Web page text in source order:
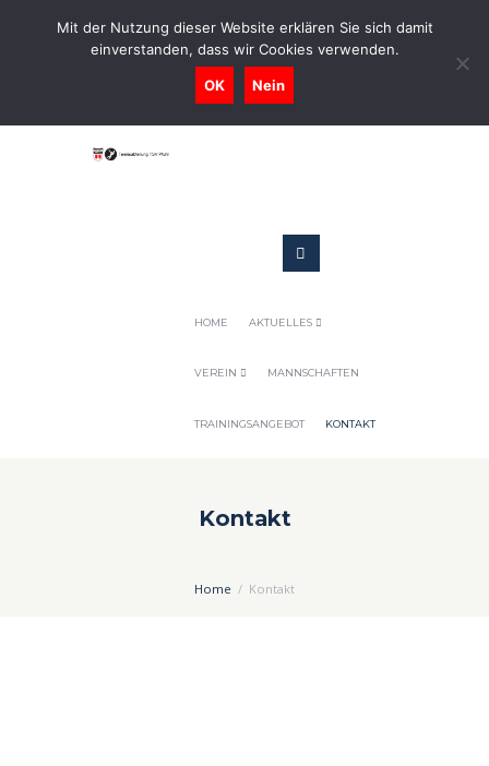
0731-9716400
Geschaeftsstelle@tennis-tsv-pfuhl.de
HOME AKTUELLES
VEREIN MANNSCHAFTEN
TRAININGSANGEBOT KONTAKT
Kontakt
Home Kontakt
Mit der Nutzung dieser Website erklären Sie sich damit
einverstanden, dass wir Cookies verwenden.
OK Nein